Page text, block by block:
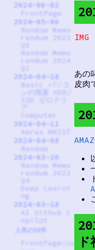
2024-06-02
FrontPage
2024-05-06
Random Memo
randum 2023
Q3
Random Memo
randum 2024
Q1
2024-04-18
Basic パソコ
ンの廃棄 HDD/
ア
Computer
2024-04-11
Keras MNIST
2024-04-08
Random
2024-03-20
Random Memo
randum 2023
Q4
Deep Learni
ng
2024-03-18
AI Github C
opilot
人気の10件
FrontPage
あの
皮肉